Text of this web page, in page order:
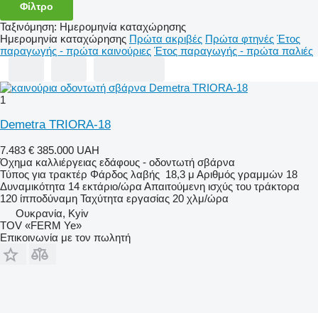
Φίλτρο
Ταξινόμηση: Ημερομηνία καταχώρησης
Ημερομηνία καταχώρησης Πρώτα ακριβές Πρώτα φτηνές Έτος
παραγωγής - πρώτα καινούριες Έτος παραγωγής - πρώτα παλιές
1
Demetra TRIORA-18
7.483 € 385.000 UAH
Όχημα καλλιέργειας εδάφους - οδοντωτή σβάρνα
Τύπος για τρακτέρ Φάρδος λαβής 18,3 μ Αριθμός γραμμών 18
Δυναμικότητα 14 εκτάριο/ώρα Απαιτούμενη ισχύς του τράκτορα
120 ίπποδύναμη Ταχύτητα εργασίας 20 χλμ/ώρα
Ουκρανία, Kyiv
TOV «FERM Ye»
Επικοινωνία με τον πωλητή